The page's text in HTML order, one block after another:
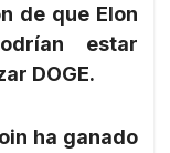
de que Elon
estar
DOGE.
ha ganado